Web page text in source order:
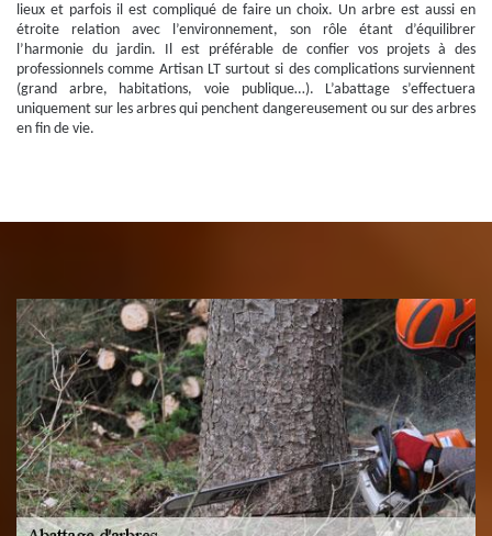
lieux et parfois il est compliqué de faire un choix. Un arbre est aussi en
étroite relation avec l’environnement, son rôle étant d’équilibrer
l’harmonie du jardin. Il est préférable de confier vos projets à des
professionnels comme Artisan LT surtout si des complications surviennent
(grand arbre, habitations, voie publique…). L’abattage s’effectuera
uniquement sur les arbres qui penchent dangereusement ou sur des arbres
en fin de vie.